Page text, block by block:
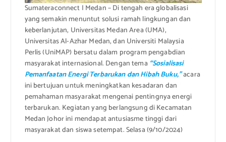
Sumateraconnect I Medan – Di tengah era globalisasi
yang semakin menuntut solusi ramah lingkungan dan
keberlanjutan, Universitas Medan Area (UMA),
Universitas Al-Azhar Medan, dan Universiti Malaysia
Perlis (UniMAP) bersatu dalam program pengabdian
masyarakat internasional. Dengan tema“Sosialisasi
Pemanfaatan Energi Terbarukan dan Hibah Buku,”acara
ini bertujuan untuk meningkatkan kesadaran dan
pemahaman masyarakat mengenai pentingnya energi
terbarukan. Kegiatan yang berlangsung di Kecamatan
Medan Johor ini mendapat antusiasme tinggi dari
masyarakat dan siswa setempat. Selasa (9/10/2024)